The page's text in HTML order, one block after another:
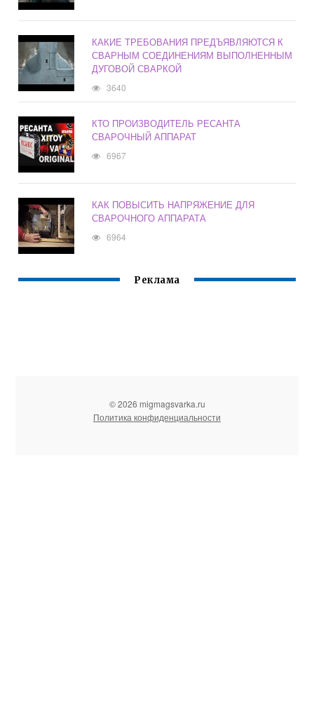
КАКИЕ ТРЕБОВАНИЯ ПРЕДЪЯВЛЯЮТСЯ К
СВАРНЫМ СОЕДИНЕНИЯМ ВЫПОЛНЕННЫМ
ДУГОВОЙ СВАРКОЙ
3640
КТО ПРОИЗВОДИТЕЛЬ РЕСАНТА
СВАРОЧНЫЙ АППАРАТ
6967
КАК ПОВЫСИТЬ НАПРЯЖЕНИЕ ДЛЯ
СВАРОЧНОГО АППАРАТА
6964
Реклама
© 2026 migmagsvarka.ru
Политика конфиденциальности